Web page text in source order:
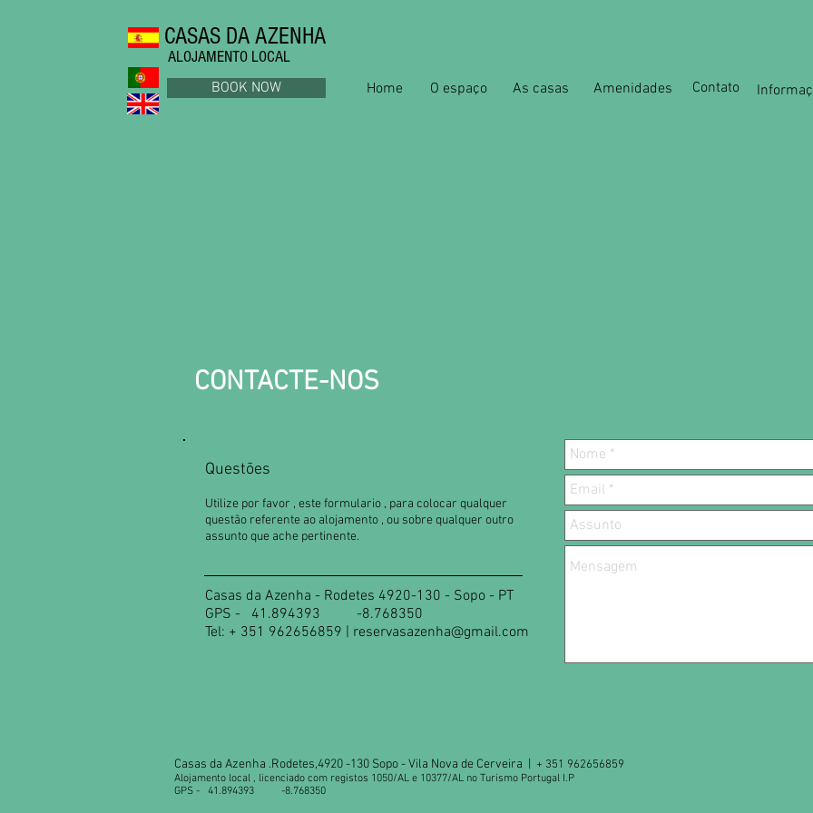
CASAS DA AZENHA
ALOJAMENTO LOCAL
BOOK NOW Home O espaço As casas Amenidades Contato
CONTACTE-NOS
Questões
Utilize por favor , este formulario , para colocar qualquer
questão referente ao alojamento , ou sobre qualquer outro
assunto que ache pertinente.
Casas da Azenha - Rodetes 4920-130 - Sopo - PT
GPS - 41.894393 -8.768350
Tel: + 351 962656859 | reservasazenha@gmail.com
Casas da Azenha .Rodetes,4920 -130 Sopo - Vila Nova de Cerveira | + 351 962656859
Alojamento local , licenciado com registos 1050/AL e 10377/AL no Turismo Portugal I.P
GPS - 41.894393 -8.768350